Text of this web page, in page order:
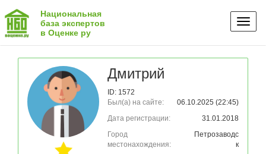
Национальная
база экспертов
в Оценке ру
Дмитрий
ID: 1572
Был(а) на сайте:
06.10.2025 (22:45)
Дата регистрации:
31.01.2018
Город
местонахождения:
Петрозаводс
к